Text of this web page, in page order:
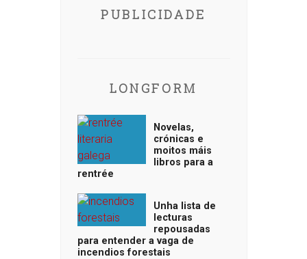
PUBLICIDADE
LONGFORM
Novelas,
crónicas e
moitos máis
libros para a
rentrée
Unha lista de
lecturas
repousadas
para entender a vaga de
incendios forestais